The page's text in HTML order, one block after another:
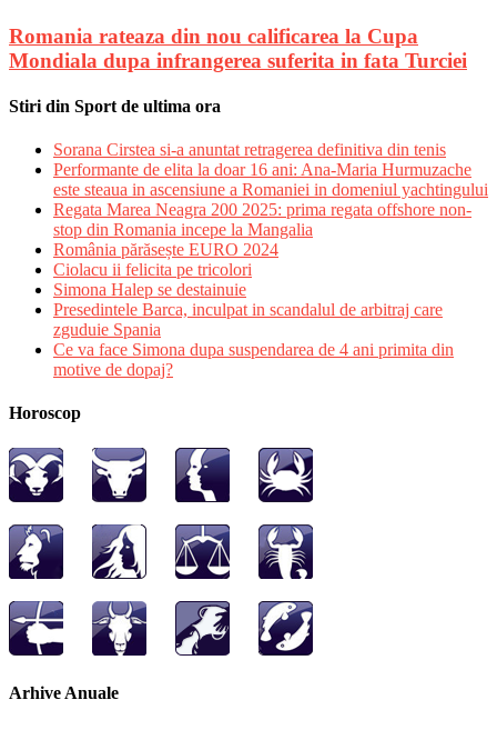
Romania rateaza din nou calificarea la Cupa
Mondiala dupa infrangerea suferita in fata Turciei
Stiri din Sport de ultima ora
Sorana Cirstea si-a anuntat retragerea definitiva din tenis
Performante de elita la doar 16 ani: Ana-Maria Hurmuzache
este steaua in ascensiune a Romaniei in domeniul yachtingului
Regata Marea Neagra 200 2025: prima regata offshore non-
stop din Romania incepe la Mangalia
România părăsește EURO 2024
Ciolacu ii felicita pe tricolori
Simona Halep se destainuie
Presedintele Barca, inculpat in scandalul de arbitraj care
zguduie Spania
Ce va face Simona dupa suspendarea de 4 ani primita din
motive de dopaj?
Horoscop
Arhive Anuale